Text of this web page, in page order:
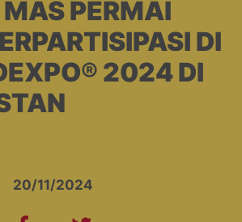
PERMAI
DI
2024 DI
20/11/2024